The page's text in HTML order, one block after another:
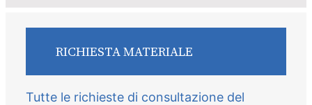
RICHIESTA MATERIALE
Tutte le richieste di consultazione del